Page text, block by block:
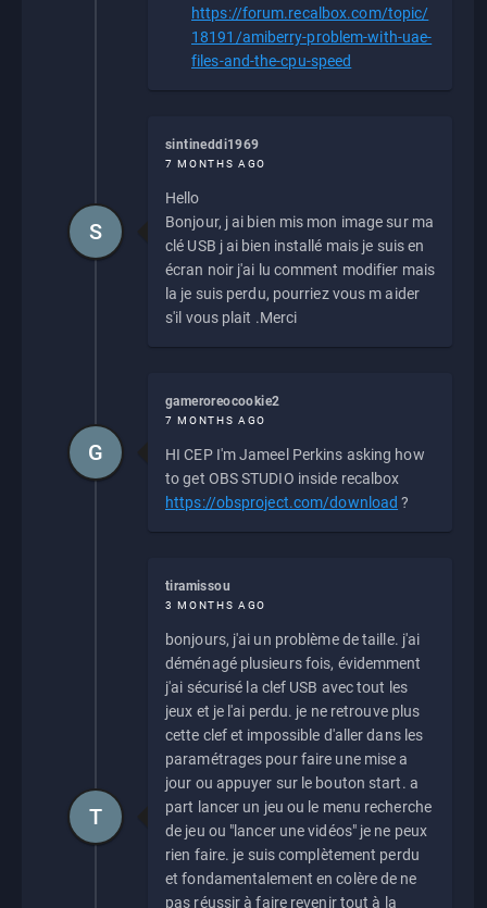
https://forum.recalbox.com/topic/
18191/amiberry-problem-with-uae-
files-and-the-cpu-speed
sintineddi1969
7 MONTHS AGO
Hello
Bonjour, j ai bien mis mon image sur ma
clé USB j ai bien installé mais je suis en
écran noir j'ai lu comment modifier mais
la je suis perdu, pourriez vous m aider
s'il vous plait .Merci
S
gameroreocookie2
7 MONTHS AGO
HI CEP I'm Jameel Perkins asking how
to get OBS STUDIO inside recalbox
https://obsproject.com/download ?
G
tiramissou
3 MONTHS AGO
bonjours, j'ai un problème de taille. j'ai
déménagé plusieurs fois, évidemment
j'ai sécurisé la clef USB avec tout les
jeux et je l'ai perdu. je ne retrouve plus
cette clef et impossible d'aller dans les
paramétrages pour faire une mise a
jour ou appuyer sur le bouton start. a
part lancer un jeu ou le menu recherche
de jeu ou "lancer une vidéos" je ne peux
rien faire. je suis complètement perdu
et fondamentalement en colère de ne
pas réussir à faire revenir tout à la
T